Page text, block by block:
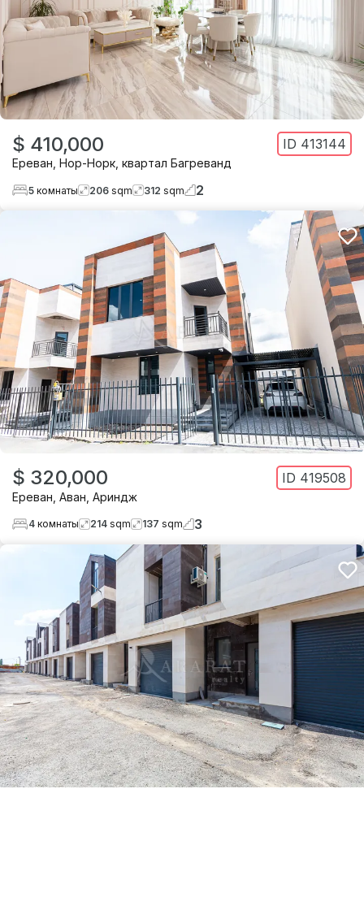
$ 410,000 ID 413144
Ереван Нор-Норк квартал Багреванд
5 комнаты 206 sqm 312 sqm 2
$ 320,000 ID 419508
Ереван Аван Ариндж
4 комнаты 214 sqm 137 sqm 3